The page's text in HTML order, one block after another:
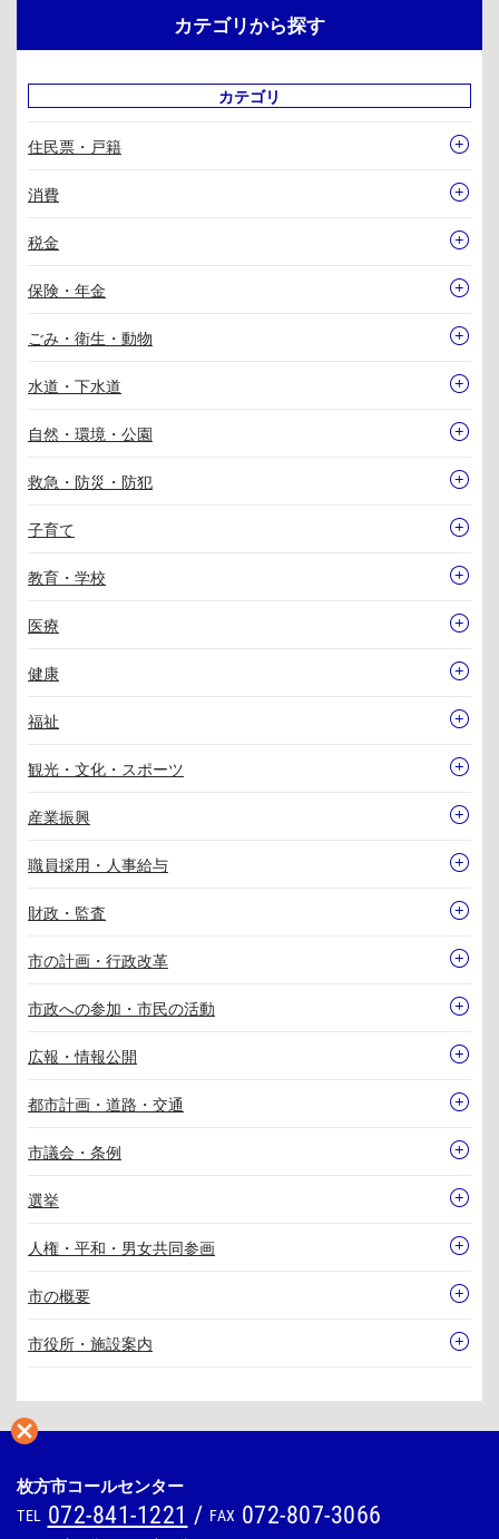
カテゴリから探す
カテゴリ
住民票・戸籍
消費
税金
保険・年金
ごみ・衛生・動物
水道・下水道
自然・環境・公園
救急・防災・防犯
子育て
教育・学校
医療
健康
福祉
観光・文化・スポーツ
産業振興
職員採用・人事給与
財政・監査
市の計画・行政改革
市政への参加・市民の活動
広報・情報公開
都市計画・道路・交通
市議会・条例
選挙
人権・平和・男女共同参画
市の概要
市役所・施設案内
枚方市コールセンター
TEL 072-841-1221 / FAX 072-807-3066